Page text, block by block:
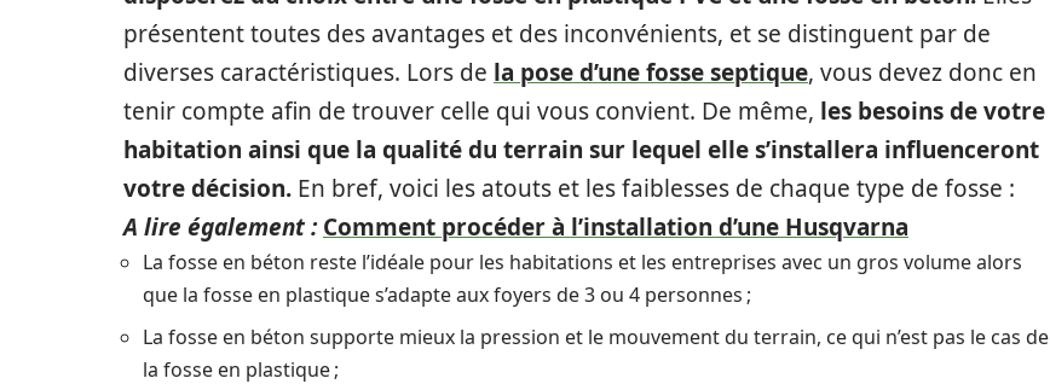
présentent toutes des avantages et des inconvénients, et se distinguent par de
diverses caractéristiques. Lors de la pose d’une fosse septique, vous devez donc en
tenir compte afin de trouver celle qui vous convient. De même, les besoins de votre
habitation ainsi que la qualité du terrain sur lequel elle s’installera influenceront
votre décision. En bref, voici les atouts et les faiblesses de chaque type de fosse :
A lire également : Comment procéder à l’installation d’une Husqvarna
La fosse en béton reste l’idéale pour les habitations et les entreprises avec un gros volume alors
que la fosse en plastique s’adapte aux foyers de 3 ou 4 personnes ;
La fosse en béton supporte mieux la pression et le mouvement du terrain, ce qui n’est pas le cas de
la fosse en plastique ;